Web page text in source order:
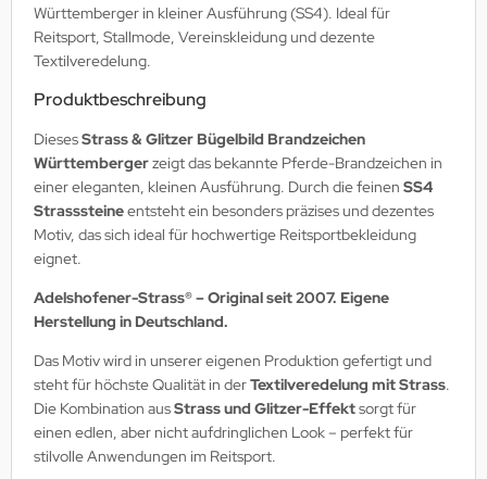
Württemberger in kleiner Ausführung (SS4). Ideal für
Reitsport, Stallmode, Vereinskleidung und dezente
Textilveredelung.
Produktbeschreibung
DiesesStrass & Glitzer Bügelbild Brandzeichen
Württembergerzeigt das bekannte Pferde-Brandzeichen in
einer eleganten, kleinen Ausführung. Durch die feinen SS4
Strasssteineentsteht ein besonders präzises und dezentes
Motiv, das sich ideal für hochwertige Reitsportbekleidung
eignet.
Adelshofener-Strass® – Original seit 2007. Eigene
Herstellung in Deutschland.
Das Motiv wird in unserer eigenen Produktion gefertigt und
steht für höchste Qualität in derTextilveredelung mit Strass.
Die Kombination ausStrass und Glitzer-Effektsorgt für
einen edlen, aber nicht aufdringlichen Look – perfekt für
stilvolle Anwendungen im Reitsport.